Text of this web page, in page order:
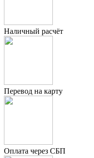
Наличный расчёт
Перевод на карту
Оплата через СБП